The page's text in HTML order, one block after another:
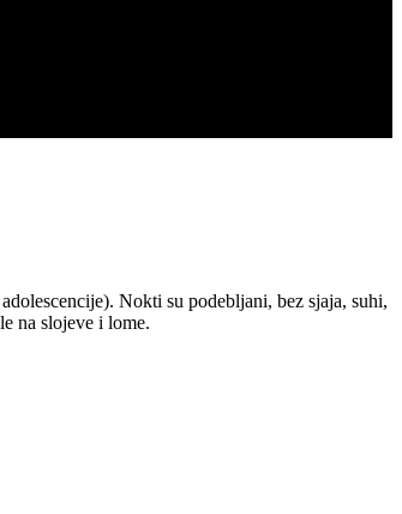
Nokti su podebljani, bez sjaja, suhi,
na slojeve i lome.